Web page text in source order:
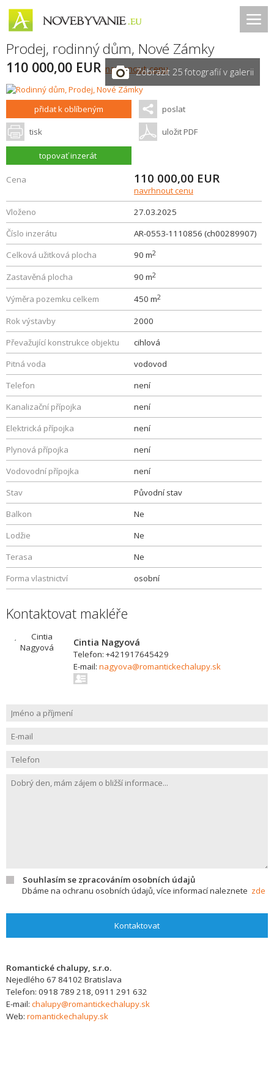
Prodej, rodinný dům, Nové Zámky
110 000,00 EUR navrhnout cenuZobrazit 25 fotografií v galerii
přidat k oblíbeným poslat
tisk uložit PDF
topovať inzerát
Cena 110 000,00 EUR
navrhnout cenu
Vloženo
27.03.2025
Číslo inzerátu
AR-0553-1110856 (ch00289907)
Celková užitková plocha
90 m2
Zastavěná plocha 90 m2
Výměra pozemku celkem 450 m2
Rok výstavby
2000
Převažující konstrukce objektu
cihlová
Pitná voda
vodovod
Telefon
není
Kanalizační přípojka
není
Elektrická přípojka
není
Plynová přípojka
není
Vodovodní přípojka
není
Stav
Původní stav
Balkon
Ne
Lodžie
Ne
Terasa
Ne
Forma vlastnictví
osobní
Kontaktovat makléře
Cintia Nagyová
Telefon: +421917645429
E-mail: nagyova@romantickechalupy.sk
Souhlasím se zpracováním osobních údajů
Dbáme na ochranu osobních údajů, více informací naleznete zde
Kontaktovat
Romantické chalupy, s.r.o.
Nejedlého 67 84102 Bratislava
Telefon: 0918 789 218, 0911 291 632
E-mail: chalupy@romantickechalupy.sk
Web: romantickechalupy.sk